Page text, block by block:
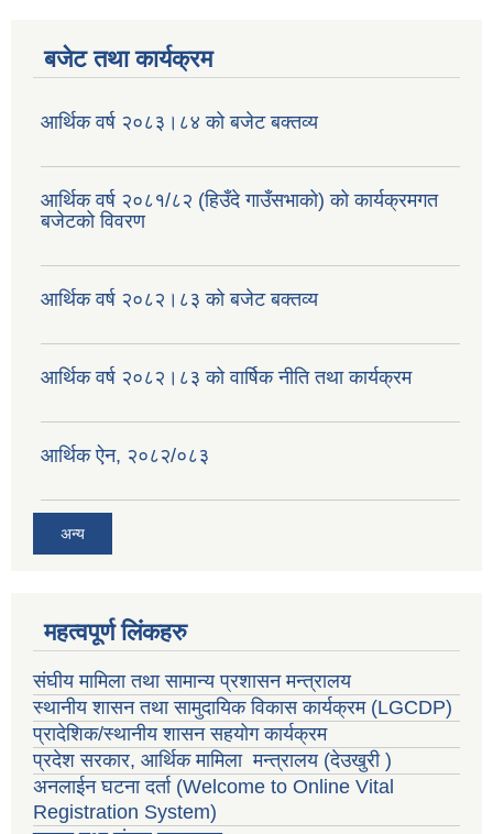
बजेट तथा कार्यक्रम
आर्थिक वर्ष २०८३।८४ को बजेट बक्तव्य
आर्थिक वर्ष २०८१/८२ (हिउँदे गाउँसभाको) को कार्यक्रमगत
बजेटको विवरण
आर्थिक वर्ष २०८२।८३ को बजेट बक्तव्य
आर्थिक वर्ष २०८२।८३ को वार्षिक नीति तथा कार्यक्रम
आर्थिक ऐन, २०८२/०८३
अन्य
महत्वपूर्ण लिंकहरु
संघीय मामिला तथा सामान्य प्रशासन मन्त्रालय
स्थानीय शासन तथा सामुदायिक विकास कार्यक्रम (LGCDP)
प्रादेशिक/स्थानीय शासन सहयोग कार्यक्रम
प्रदेश सरकार, आर्थिक मामिला मन्त्रालय (देउखुरी )
अनलाईन घटना दर्ता (Welcome to Online Vital
Registration System)